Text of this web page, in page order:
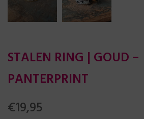
STALEN RING | GOUD –
PANTERPRINT
€19,95